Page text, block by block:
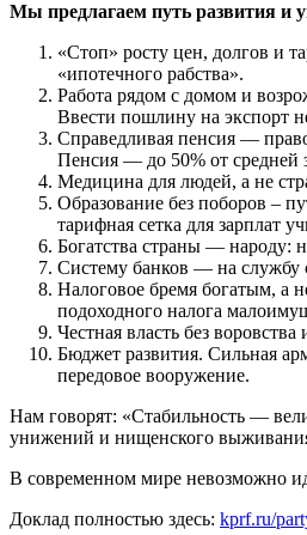
Мы предлагаем путь развития и
«Стоп» росту цен, долгов и
«ипотечного рабства».
Работа рядом с домом и
Ввести пошлину на экспорт
Справедливая пенсия —
Пенсия — до 50% от средней
Медицина для людей, а не
Образование без поборов –
тарифная сетка для зарплат
Богатства страны — народу:
Систему банков — на службу
Налоговое бремя богатым, а
подоходного налога
Честная власть без
Бюджет развития. Сильная
передовое вооружение.
Нам говорят: «Стабильность —
унижений и нищенского
В современном мире невозможно
Доклад полностью здесь: kprf.ru/